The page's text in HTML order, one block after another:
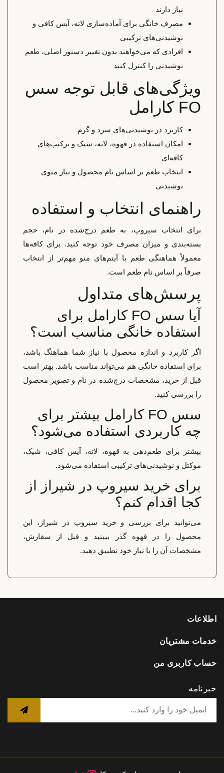
نیاز دارند
مصرف خانگی برای آماده‌سازی لاته، آیس کافی و
نوشیدنی‌های ترکیبی
افرادی که می‌خواهند بدون تغییر دستور اصلی، طعم
نوشیدنی را کنترل کنند
ویژگی‌های قابل توجه سس
FO کارامل
کاربرد در نوشیدنی‌های سرد و گرم
امکان استفاده در قهوه، لاته، شیک و ترکیب‌های
کافه‌ای
انتخاب طعم بر اساس نام محصول و نیاز منوی
نوشیدنی
راهنمای انتخاب و استفاده
برای انتخاب سیروپ، به طعم درج‌شده در نام، حجم
بسته‌بندی و میزان مصرف خود توجه کنید. برای کافه‌ها
معمولاً هماهنگی طعم با آیتم‌های منو مهم‌تر از انتخاب
صرفاً بر اساس نام طعم است.
پرسش‌های متداول
آیا سس FO کارامل برای
استفاده خانگی مناسب است؟
اگر کاربرد و اندازه محصول با نیاز شما هماهنگ باشد،
برای استفاده خانگی هم می‌تواند مناسب باشد. بهتر است
قبل از خرید، مشخصات درج‌شده در نام و تصویر محصول
را بررسی کنید.
سس FO کارامل بیشتر برای
چه کاربردی استفاده می‌شود؟
بیشتر برای طعم‌دهی به قهوه، لاته، آیس کافی، شیک،
موکتل و نوشیدنی‌های ترکیبی استفاده می‌شود.
برای خرید سیروپ در شیراز از
کجا اقدام کنم؟
می‌توانید برای بررسی و خرید سیروپ در شیراز، این
محصول را در قهوه گذر ببینید و قبل از سفارش،
مشخصات آن را با نیاز خود تطبیق دهید.
اطلاعات
خدمات مشتریان
حساب کاربری من
خبرنامه